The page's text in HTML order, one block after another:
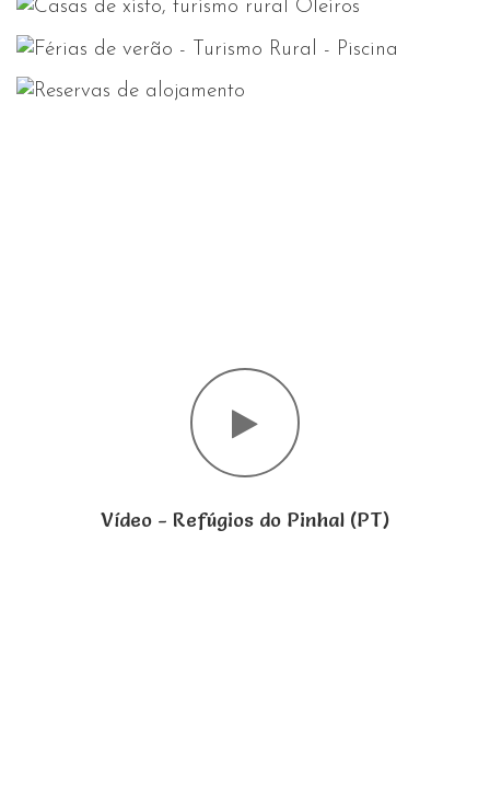
Vídeo - Refúgios do Pinhal (PT)